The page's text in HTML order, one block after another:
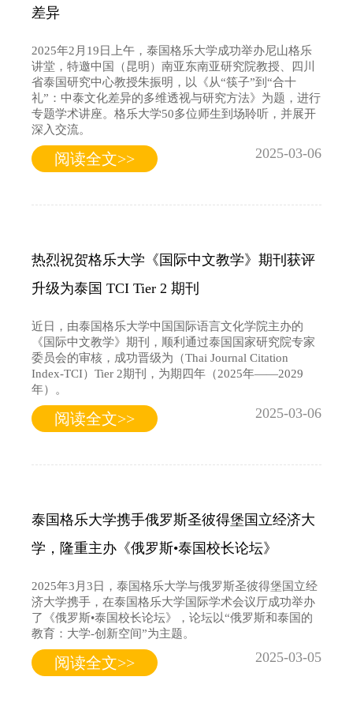
差异
2025年2月19日上午，泰国格乐大学成功举办尼山格乐
讲堂，特邀中国（昆明）南亚东南亚研究院教授、四川
省泰国研究中心教授朱振明，以《从“筷子”到“合十
礼”：中泰文化差异的多维透视与研究方法》为题，进行
专题学术讲座。格乐大学50多位师生到场聆听，并展开
深入交流。
阅读全文>> 2025-03-06
热烈祝贺格乐大学《国际中文教学》期刊获评
升级为泰国 TCI Tier 2 期刊
近日，由泰国格乐大学中国国际语言文化学院主办的
《国际中文教学》期刊，顺利通过泰国国家研究院专家
委员会的审核，成功晋级为（Thai Journal Citation
Index-TCI）Tier 2期刊，为期四年（2025年——2029
年）。
阅读全文>> 2025-03-06
泰国格乐大学携手俄罗斯圣彼得堡国立经济大
学，隆重主办《俄罗斯•泰国校长论坛》
2025年3月3日，泰国格乐大学与俄罗斯圣彼得堡国立经
济大学携手，在泰国格乐大学国际学术会议厅成功举办
了《俄罗斯•泰国校长论坛》，论坛以“俄罗斯和泰国的
教育：大学-创新空间”为主题。
阅读全文>> 2025-03-05